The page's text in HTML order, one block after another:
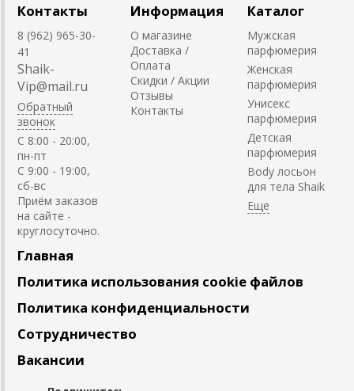
Контакты
8 (962) 965-30-
41
Shaik-
Vip@mail.ru
Обратный
звонок
C 8:00 - 20:00,
пн-пт
С 9:00 - 19:00,
сб-вс
Приём заказов
на сайте -
круглосуточно.
Информация
О магазине
Доставка /
Оплата
Скидки / Акции
Отзывы
Контакты
Каталог
Мужская
парфюмерия
Женская
парфюмерия
Унисекс
парфюмерия
Детская
парфюмерия
Body лосьон
для тела Shaik
Главная
Политика использования cookie файлов
Политика конфиденциальности
Сотрудничество
Вакансии